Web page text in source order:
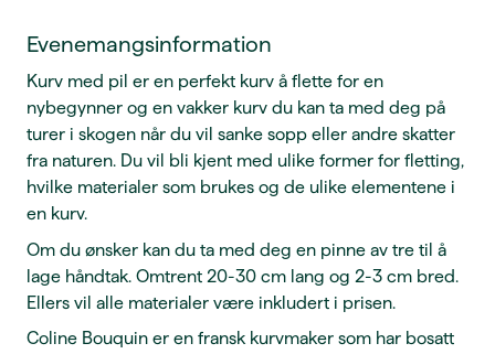
Evenemangsinformation
Kurv med pil er en perfekt kurv å flette for en
nybegynner og en vakker kurv du kan ta med deg på
turer i skogen når du vil sanke sopp eller andre skatter
fra naturen. Du vil bli kjent med ulike former for fletting,
hvilke materialer som brukes og de ulike elementene i
en kurv.
Om du ønsker kan du ta med deg en pinne av tre til å
lage håndtak. Omtrent 20-30 cm lang og 2-3 cm bred.
Ellers vil alle materialer være inkludert i prisen.
Coline Bouquin er en fransk kurvmaker som har bosatt